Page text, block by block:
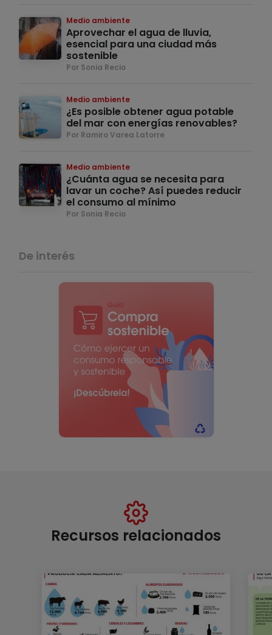
Medio ambiente
Aprovechar el agua de lluvia,
esencial para una ciudad más
sostenible
Por Sonia Recio
Medio ambiente
¿Es posible obtener agua potable
del mar con energías renovables?
Por Ramiro Varea Latorre
Medio ambiente
¿Cuánta agua se necesita para
lavar un coche? Así puedes reducir
el consumo al mínimo
Por Sonia Recio
De interés
Recursos relacionados